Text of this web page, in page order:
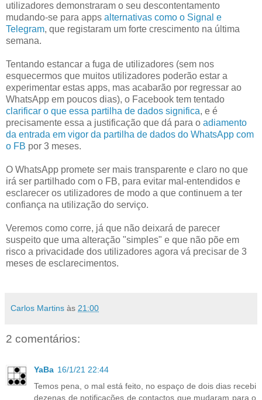
utilizadores demonstraram o seu descontentamento
mudando-se para apps alternativas como o Signal e
Telegram, que registaram um forte crescimento na última
semana.
Tentando estancar a fuga de utilizadores (sem nos
esquecermos que muitos utilizadores poderão estar a
experimentar estas apps, mas acabarão por regressar ao
WhatsApp em poucos dias), o Facebook tem tentado
clarificar o que essa partilha de dados significa, e é
precisamente essa a justificação que dá para o adiamento
da entrada em vigor da partilha de dados do WhatsApp com
o FB por 3 meses.
O WhatsApp promete ser mais transparente e claro no que
irá ser partilhado com o FB, para evitar mal-entendidos e
esclarecer os utilizadores de modo a que continuem a ter
confiança na utilização do serviço.
Veremos como corre, já que não deixará de parecer
suspeito que uma alteração "simples" e que não põe em
risco a privacidade dos utilizadores agora vá precisar de 3
meses de esclarecimentos.
Carlos Martins às 21:00
2 comentários:
YaBa 16/1/21 22:44
Temos pena, o mal está feito, no espaço de dois dias recebi
dezenas de notificações de contactos que mudaram para o